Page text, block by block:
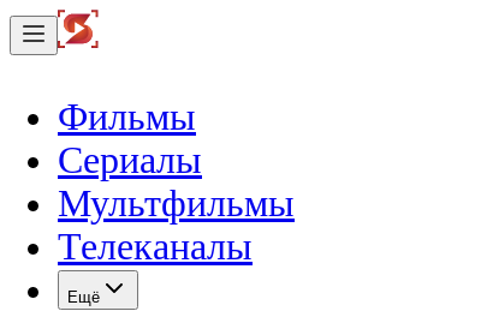
Фильмы
Сериалы
Мультфильмы
Телеканалы
Eщё